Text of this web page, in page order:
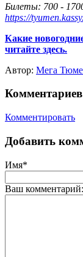
Билеты: 700 -
https://
Какие
читайте здесь.
Автор: Мега
Комментировать
Добавить
Имя*
Ваш комментарий: